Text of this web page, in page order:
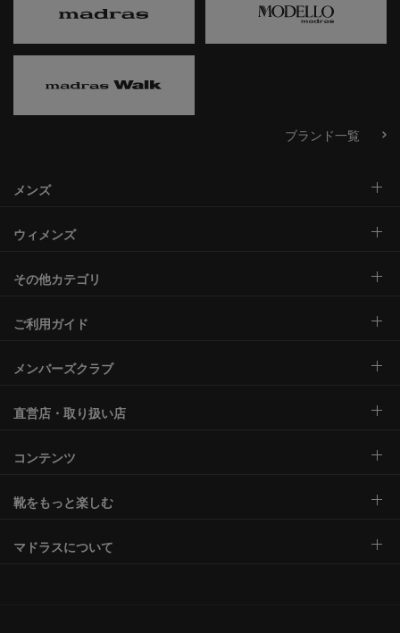
ブランド一覧
メンズ
ウィメンズ
その他カテゴリ
ご利用ガイド
メンバーズクラブ
直営店・取り扱い店
コンテンツ
靴をもっと楽しむ
マドラスについて